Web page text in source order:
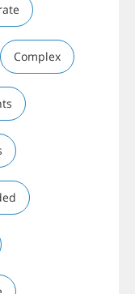
Complex